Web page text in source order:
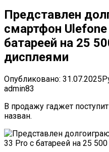
Представлен
смартфон
батареей на 25
дисплеями
Опубликовано: 31.07.2025
admin83
В продажу гаджет
назван.